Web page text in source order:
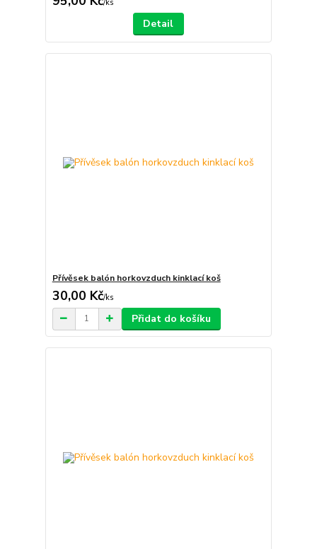
/ks
Detail
Přívěsek balón horkovzduch kinklací koš
30,00 Kč/ks
Přidat do košíku